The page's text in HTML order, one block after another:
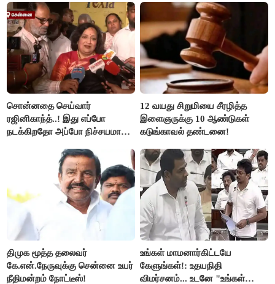
சொன்னதை செய்வார்
ரஜினிகாந்த்..! இது எப்போ
நடக்கிறதோ அப்போ நிச்சயமாக
ரஜினிகாந்த்..!
12 வயது சிறுமியை சீரழித்த
இளைஞருக்கு 10 ஆண்டுகள்
கடுங்காவல் தண்டனை!
திமுக மூத்த தலைவர்
கே.என்.நேருவுக்கு சென்னை உயர்
நீதிமன்றம் நோட்டீஸ்!
உங்கள் மாமனார்கிட்டயே
கேளுங்கள்!: உதயநிதி
விமர்சனம்... உடனே "உங்கள்